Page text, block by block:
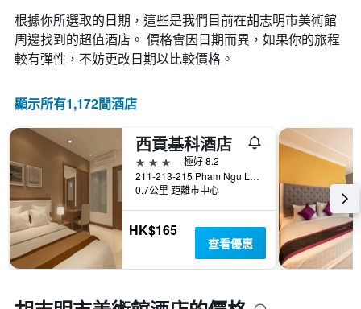
根據你所選取的日期，這些是我們目前在胡志明市美術館​
周邊找到的超值​酒店。 價格會因日期而異，如果你的旅程
較有彈性，不妨更改日期以比較價格。
顯示所有1,172間酒店
西貢基科酒店
3星級
極好 8.2
211-213-215 Pham Ngu Lao Street, 胡志明市, 越南
0.7公里 距離市中心
HK$165
查看優惠